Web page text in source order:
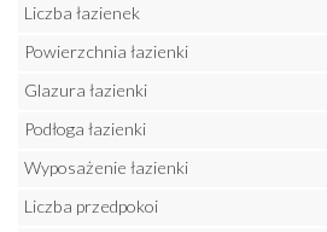
Liczba łazienek
Powierzchnia łazienki
Glazura łazienki
Podłoga łazienki
Wyposażenie łazienki
Liczba przedpokoi